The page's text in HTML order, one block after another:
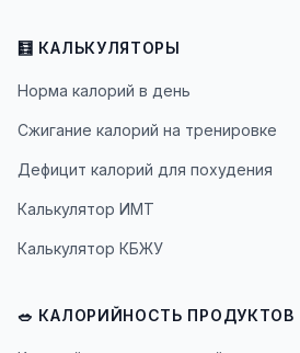
🧮 КАЛЬКУЛЯТОРЫ
Норма калорий в день
Сжигание калорий на тренировке
Дефицит калорий для похудения
Калькулятор ИМТ
Калькулятор КБЖУ
🥗 КАЛОРИЙНОСТЬ ПРОДУКТОВ